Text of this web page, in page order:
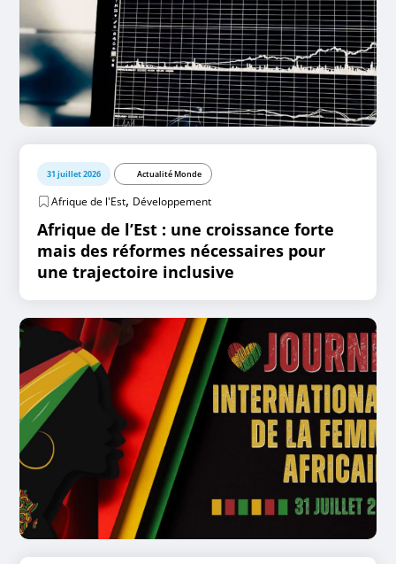
31 juillet 2026 Actualité Monde
Afrique de l'Est, Développement
Afrique de l’Est : une croissance forte
mais des réformes nécessaires pour
une trajectoire inclusive